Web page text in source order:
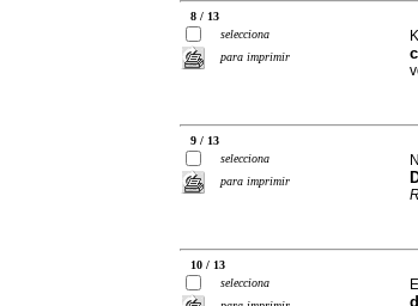
8 / 13
selecciona
para imprimir
9 / 13
selecciona
para imprimir
10 / 13
selecciona